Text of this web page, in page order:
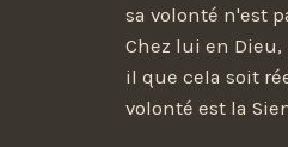
sa volonté n'est
Chez lui en
il que cela soit
volonté est la